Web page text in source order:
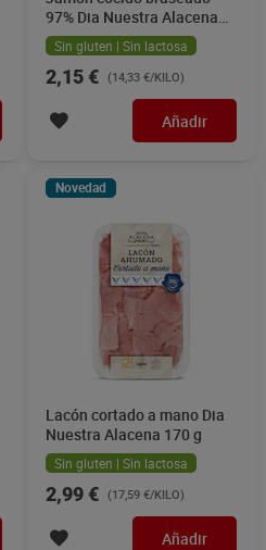
97% Dia Nuestra Alacena
150 g
Sin gluten | Sin lactosa
2,15 € (14,33 €/KILO)
Añadir
Novedad
Lacón cortado a mano Dia
Nuestra Alacena 170 g
Sin gluten | Sin lactosa
2,99 € (17,59 €/KILO)
Añadir